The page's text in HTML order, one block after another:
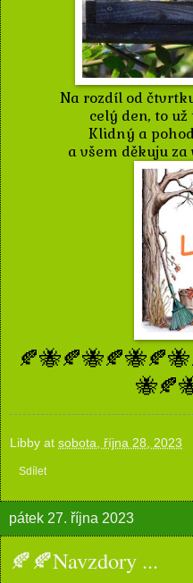
Na rozdíl od
celý den, to
Klidný a
a všem děkuju
Libby at sobota, října 28, 2023
Sdílet
pátek 27. října 2023
🍂🍂Navzdory ...